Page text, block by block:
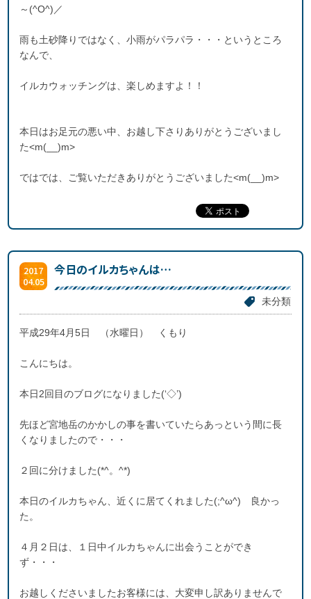
～(^O^)／
雨も土砂降りではなく、小雨がパラパラ・・・というところ
なんで、
イルカウォッチングは、楽しめますよ！！
本日はお足元の悪い中、お越し下さりありがとうございまし
た<m(__)m>
ではでは、ご覧いただきありがとうございました<m(__)m>
2017
04.05
今日のイルカちゃんは…
未分類
平成29年4月5日 （水曜日） くもり
こんにちは。
本日2回目のブログになりました(‘◇’)ゞ
先ほど宮地岳のかかしの事を書いていたらあっという間に長
くなりましたので・・・
２回に分けました(*^。^*)
本日のイルカちゃん、近くに居てくれました(;^ω^) 良かっ
た。
４月２日は、１日中イルカちゃんに出会うことができ
ず・・・
お越しくださいましたお客様には、大変申し訳ありませんで